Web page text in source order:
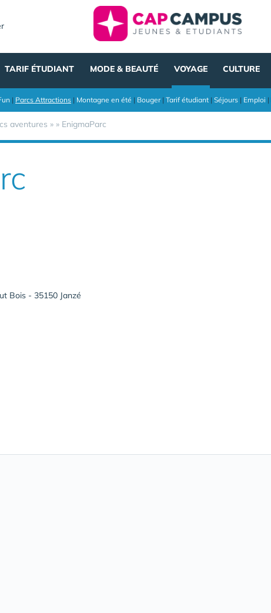
TARIF ÉTUDIANT MODE & BEAUTÉ VOYAGE CULTURE
| Parcs Attractions | Montagne en été | Bouger| Tarif étudiant | Séjours | Emploi |
aventures » » EnigmaParc
Bois - 35150 Janzé